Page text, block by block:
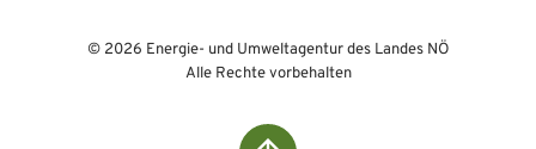
© 2026 Energie- und Umweltagentur des Landes NÖ
Alle Rechte vorbehalten